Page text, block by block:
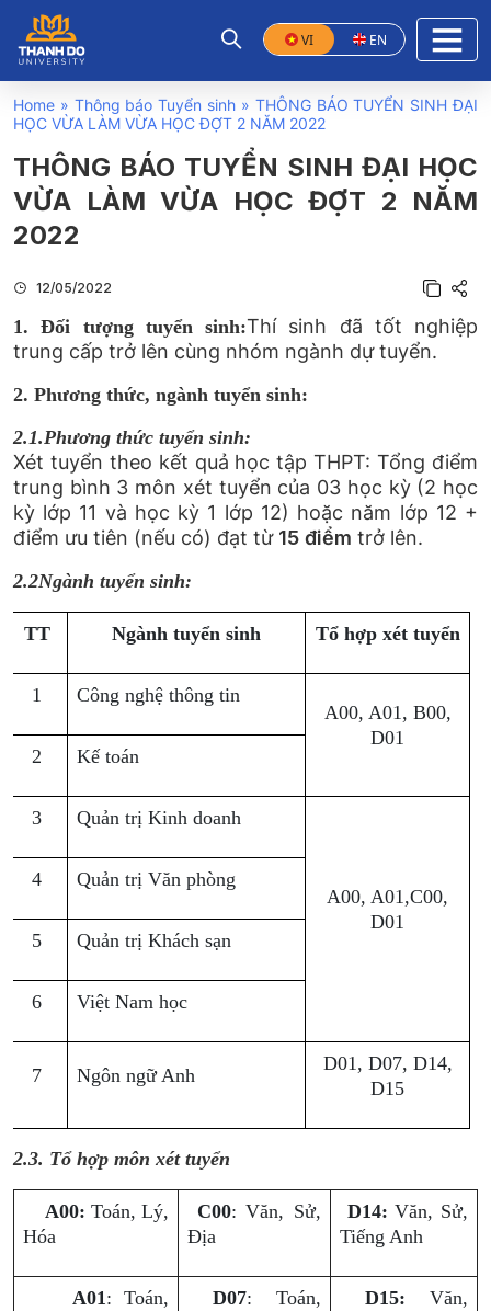
VI EN
Home » Thông báo Tuyển sinh » THÔNG BÁO TUYỂN SINH ĐẠI
HỌC VỪA LÀM VỪA HỌC ĐỢT 2 NĂM 2022
THÔNG BÁO TUYỂN SINH ĐẠI HỌC
VỪA LÀM VỪA HỌC ĐỢT 2 NĂM
2022
12/05/2022
1. Đối tượng tuyển sinh:Thí sinh đã tốt nghiệp
trung cấp trở lên cùng nhóm ngành dự tuyển.
2. Phương thức, ngành tuyển sinh:
2.1.Phương thức tuyển sinh:
Xét tuyển theo kết quả học tập THPT: Tổng điểm
trung bình 3 môn xét tuyển của 03 học kỳ (2 học
kỳ lớp 11 và học kỳ 1 lớp 12) hoặc năm lớp 12 +
điểm ưu tiên (nếu có) đạt từ 15 điểm trở lên.
2.2Ngành tuyển sinh:
TT Ngành tuyển sinh Tổ hợp xét tuyển
1
Công nghệ thông tin
A00, A01, B00,
D01
2
Kế toán
3 Quản trị Kinh doanh
A00, A01,C00,
D01
4 Quản trị Văn phòng
5 Quản trị Khách sạn
6 Việt Nam học
7 Ngôn ngữ Anh
D01, D07, D14,
D15
2.3. Tổ hợp môn xét tuyển
A00: Toán, Lý,
Hóa
C00: Văn, Sử,
Địa
D14:Văn, Sử,
Tiếng Anh
A01: Toán,
D07: Toán,
D15: Văn,